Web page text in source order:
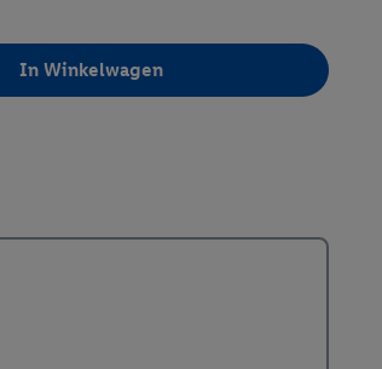
In Winkelwagen